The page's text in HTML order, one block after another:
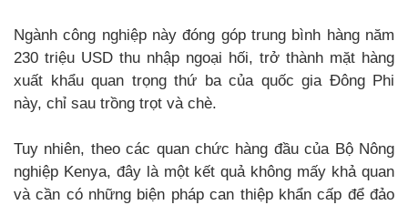
Ngành công nghiệp này đóng góp trung bình hàng năm
230 triệu USD thu nhập ngoại hối, trở thành mặt hàng
xuất khẩu quan trọng thứ ba của quốc gia Đông Phi
này, chỉ sau trồng trọt và chè.
Tuy nhiên, theo các quan chức hàng đầu của Bộ Nông
nghiệp Kenya, đây là một kết quả không mấy khả quan
và cần có những biện pháp can thiệp khẩn cấp để đảo